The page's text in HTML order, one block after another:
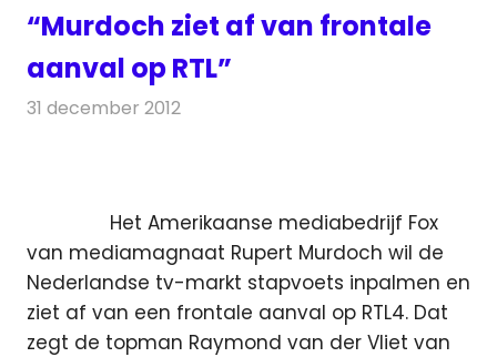
“Murdoch ziet af van frontale
aanval op RTL”
31 december 2012
Het Amerikaanse mediabedrijf Fox
van mediamagnaat Rupert Murdoch wil de
Nederlandse tv-markt stapvoets inpalmen en
ziet af van een frontale aanval op RTL4. Dat
zegt de topman Raymond van der Vliet van